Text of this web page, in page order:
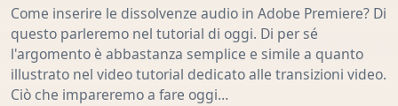
Come inserire le dissolvenze audio in Adobe Premiere? Di
questo parleremo nel tutorial di oggi. Di per sé
l'argomento è abbastanza semplice e simile a quanto
illustrato nel video tutorial dedicato alle transizioni video.
Ciò che impareremo a fare oggi…